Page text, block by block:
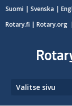
Suomi Svenska
Rotary.fi |Rotary.org
Valitse sivu